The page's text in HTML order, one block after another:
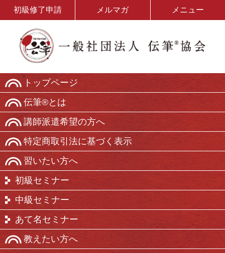
初級修了申請 メルマガ メニュー
トップページ
伝筆®とは
講師派遣希望の方へ
特定商取引法に基づく表示
習いたい方へ
初級セミナー
中級セミナー
あて名セミナー
教えたい方へ